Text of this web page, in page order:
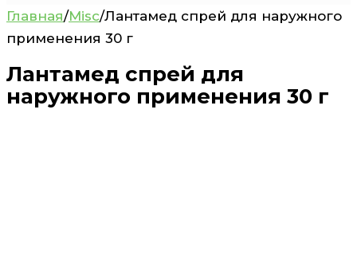
Главная/Misc/Лантамед спрей для наружного
применения 30 г
Лантамед спрей для
наружного применения 30 г